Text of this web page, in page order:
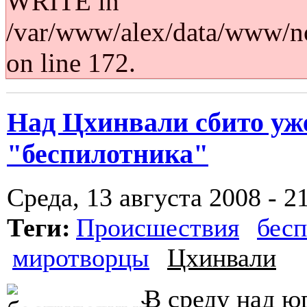
/var/www/alex/data/www/
on line 172.
Над Цхинвали сбито
"беспилотника"
Среда, 13 августа 2008 -
Теги: Происшествия
миротворцы
Цхинвали
В среду над